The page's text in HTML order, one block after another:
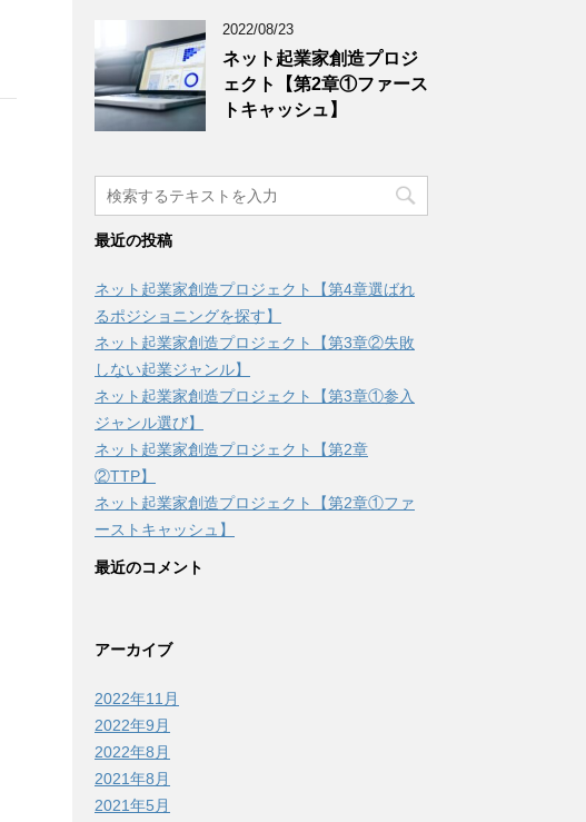
2022/08/23
ネット起業家創造プロジ
ェクト【第2章①ファース
トキャッシュ】
最近の投稿
ネット起業家創造プロジェクト【第4章選ばれ
るポジショニングを探す】
ネット起業家創造プロジェクト【第3章②失敗
しない起業ジャンル】
ネット起業家創造プロジェクト【第3章①参入
ジャンル選び】
ネット起業家創造プロジェクト【第2章
②TTP】
ネット起業家創造プロジェクト【第2章①ファ
ーストキャッシュ】
最近のコメント
アーカイブ
2022年11月
2022年9月
2022年8月
2021年8月
2021年5月